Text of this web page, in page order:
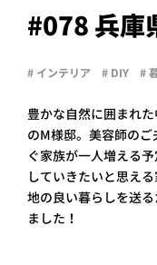
#078 兵庫
# インテリア # DIY #
豊かな自然に囲まれ
のM様邸。美容師の
ぐ家族が一人増える
していきたいと思え
地の良い暮らしを送
ました！